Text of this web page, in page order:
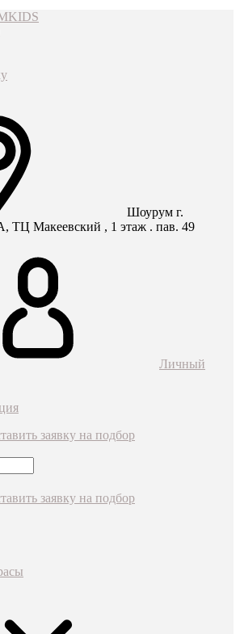
Шоурум г.
ТЦ Макеевский , 1 этаж . пав. 49
Личный
заявку на подбор
заявку на подбор